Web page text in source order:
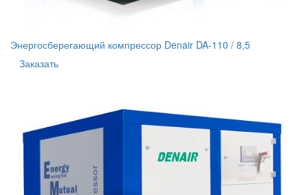
Энергосберегающий компрессор Denair DA-110 / 8,5
Заказать